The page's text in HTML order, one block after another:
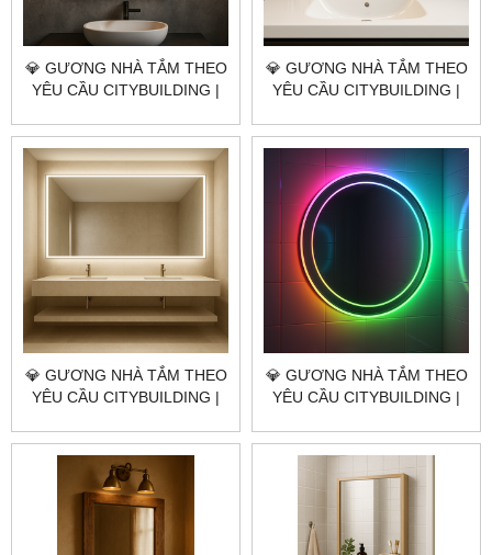
💎 GƯƠNG NHÀ TẮM THEO
YÊU CẦU CITYBUILDING |
GIÁ GƯƠNG NHÀ TẮM
QUẬN GÒ VẤP TP.HCM
💎 GƯƠNG NHÀ TẮM THEO
YÊU CẦU CITYBUILDING |
GIÁ GƯƠNG NHÀ TẮM
QUẬN 6 TP.HCM
💎 GƯƠNG NHÀ TẮM THEO
YÊU CẦU CITYBUILDING |
GIÁ GƯƠNG NHÀ TẮM
PHƯỜNG TAM THẮNG
TP.HCM
💎 GƯƠNG NHÀ TẮM THEO
YÊU CẦU CITYBUILDING |
GIÁ GƯƠNG NHÀ TẮM